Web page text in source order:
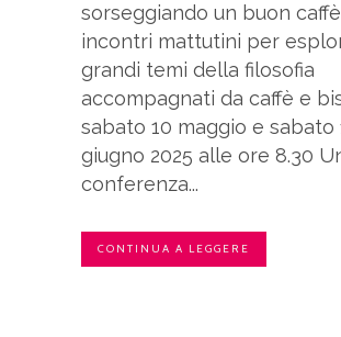
sorseggiando un buon
incontri mattutini per
grandi temi della filosofia
accompagnati da caffè e
sabato 10 maggio e sabato
giugno 2025 alle ore 8.30
conferenza...
CONTINUA A LEGGERE